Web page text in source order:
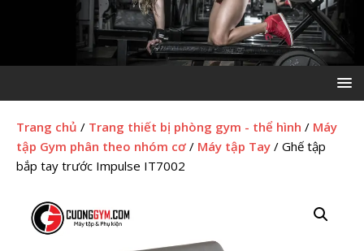
Trang chủ / Trang thiết bị phòng gym - thể hình / Máy
tập Gym phân theo nhóm cơ / Máy tập Tay / Ghế tập
bắp tay trước Impulse IT7002